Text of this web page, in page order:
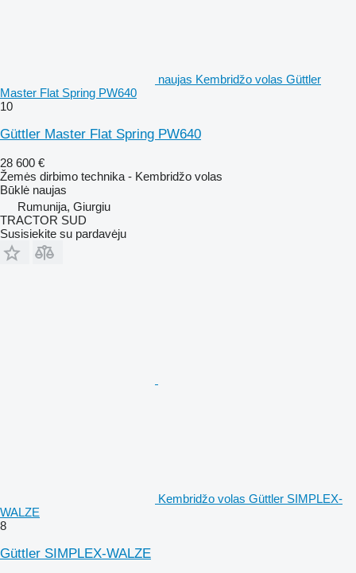
naujas Kembridžo volas Güttler
Master Flat Spring PW640
10
Güttler Master Flat Spring PW640
28 600 €
Žemės dirbimo technika - Kembridžo volas
Būklė naujas
Rumunija, Giurgiu
TRACTOR SUD
Susisiekite su pardavėju
Kembridžo volas Güttler SIMPLEX-
WALZE
8
Güttler SIMPLEX-WALZE